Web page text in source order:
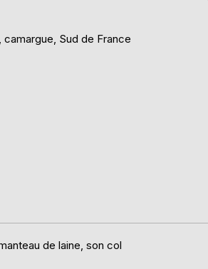
Sud de France
de laine, son col